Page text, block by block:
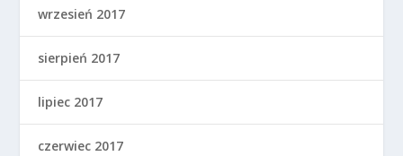
wrzesień 2017
sierpień 2017
lipiec 2017
czerwiec 2017